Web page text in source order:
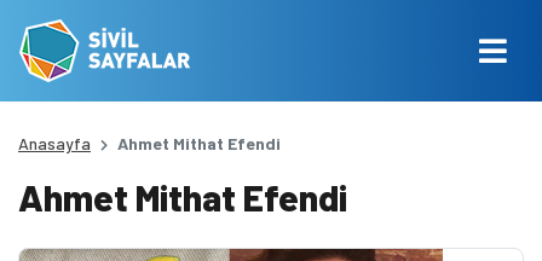
Anasayfa Ahmet Mithat Efendi
Ahmet Mithat Efendi